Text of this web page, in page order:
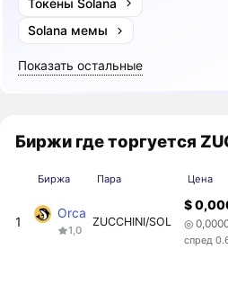
Токены Solana
Solana мемы
Показать остальные
Биржи где торгуется
Биржа Пара Цена
1
Orca
1,0
ZUCCHINI/SOL
$
◎
спред